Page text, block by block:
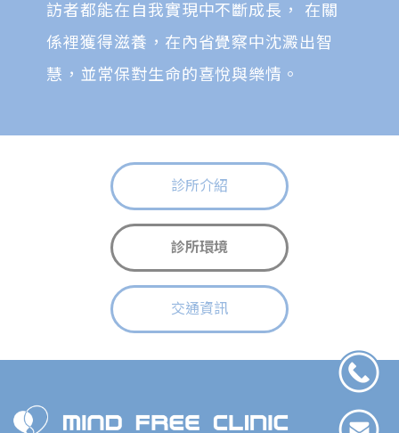
訪者都能在自我實現中不斷成長， 在關
係裡獲得滋養，在內省覺察中沈澱出智
慧，並常保對生命的喜悅與樂情。
診所介紹
診所環境
交通資訊